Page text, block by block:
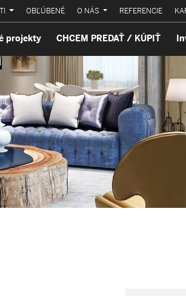
OBĽÚBENÉ O NÁS REFERENCIE
projekty CHCEM PREDAŤ / KÚPIŤ